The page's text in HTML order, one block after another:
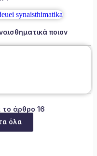
ποιον
το άρθρο 16
όλα